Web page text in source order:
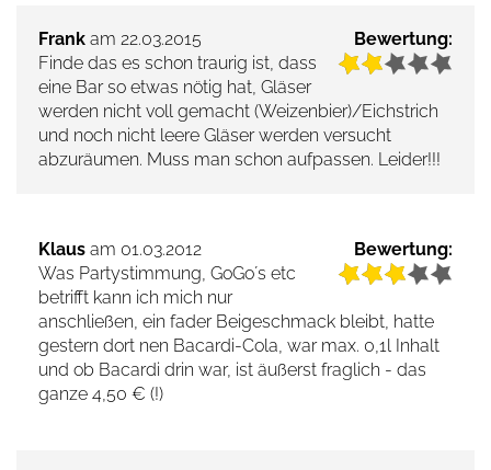
Bewertung:
Frank am 22.03.2015
Finde das es schon traurig ist, dass
eine Bar so etwas nötig hat, Gläser
werden nicht voll gemacht (Weizenbier)/Eichstrich
und noch nicht leere Gläser werden versucht
abzuräumen. Muss man schon aufpassen. Leider!!!
Bewertung:
Klaus am 01.03.2012
Was Partystimmung, GoGo´s etc
betrifft kann ich mich nur
anschließen, ein fader Beigeschmack bleibt, hatte
gestern dort nen Bacardi-Cola, war max. 0,1l Inhalt
und ob Bacardi drin war, ist äußerst fraglich - das
ganze 4,50 € (!)